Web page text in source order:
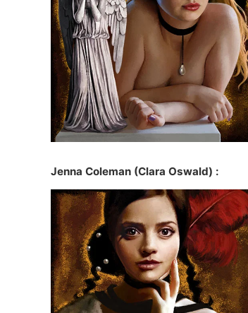
Jenna Coleman (Clara Oswald) :